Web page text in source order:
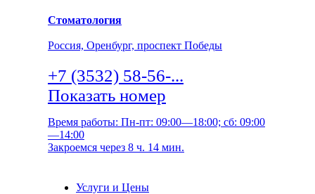
Стоматология
Россия, Оренбург, проспект Победы
+7 (3532) 58-56-...
Показать номер
Время работы: Пн-пт: 09:00—18:00; сб: 09:00
—14:00
Закроемся через 8 ч. 14 мин.
Услуги и Цены